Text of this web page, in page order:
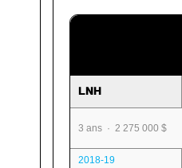
LNH
3 ans · 2 275 000 $
2018-19